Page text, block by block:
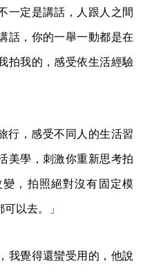
一定是講話，人跟人之間
話，你的一舉一動都是在
拍我的，感受依生活經驗
，感受不同人的生活習
美學，刺激你重新思考拍
，拍照絕對沒有固定模
以去。」
我覺得還蠻受用的，他說